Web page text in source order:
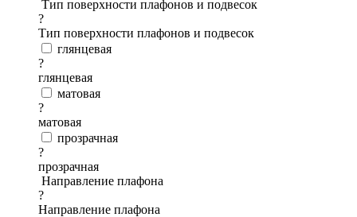
Тип поверхности плафонов и подвесок
?
Тип поверхности плафонов и подвесок
глянцевая
?
глянцевая
матовая
?
матовая
прозрачная
?
прозрачная
Направление плафона
?
Направление плафона